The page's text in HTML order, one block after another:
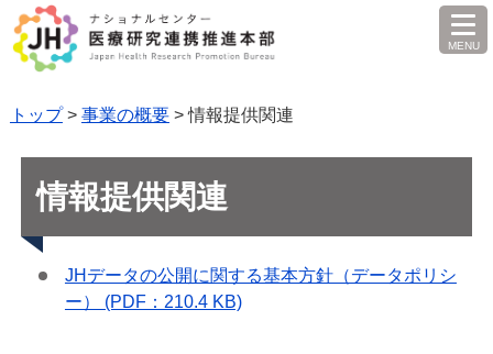
MENU
を
トップ> 事業の概要> 情報提供関連
情報提供関連
JHデータの公開に関する基本方針（データポリシ
ー） (PDF：210.4 KB)